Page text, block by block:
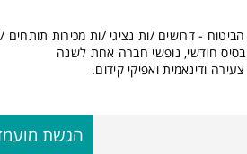
- דרושים /ות נציגי /ות מכירות תותחים
בסיס חודשי, נופשי חברה אחת לשנה
ודינאמית ואפיקי קידום.
ש"ח), אין תקרת שכר!!!
הגשת